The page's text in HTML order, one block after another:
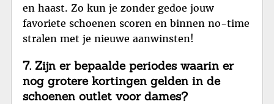
en haast. Zo kun je zonder gedoe jouw
favoriete schoenen scoren en binnen no-time
stralen met je nieuwe aanwinsten!
7. Zijn er bepaalde periodes waarin er
nog grotere kortingen gelden in de
schoenen outlet voor dames?